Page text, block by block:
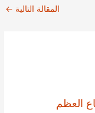
المقالة التالية ←
العظم